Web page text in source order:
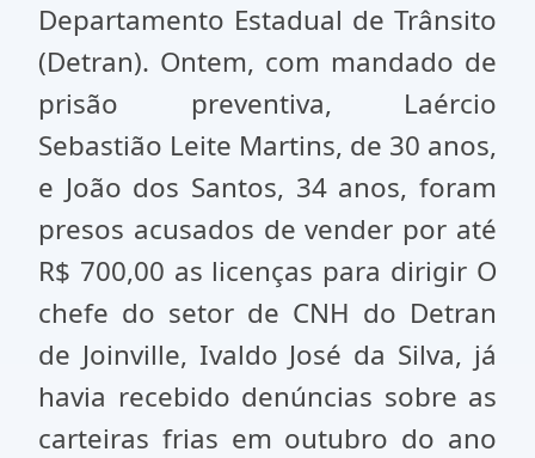
Departamento Estadual de Trânsito
(Detran). Ontem, com mandado de
prisão preventiva, Laércio
Sebastião Leite Martins, de 30 anos,
e João dos Santos, 34 anos, foram
presos acusados de vender por até
R$ 700,00 as licenças para dirigir O
chefe do setor de CNH do Detran
de Joinville, Ivaldo José da Silva, já
havia recebido denúncias sobre as
carteiras frias em outubro do ano